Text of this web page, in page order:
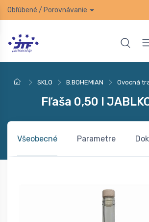
Obľúbené / Porovnávanie
SKLO B.BOHEMIAN Ovocná
Fľaša 0,50 l
Všeobecné Parametre